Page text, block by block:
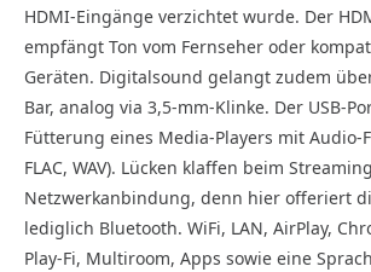
HDMI-Eingänge verzichtet wurde. Der
empfängt Ton vom Fernseher oder
Geräten. Digitalsound gelangt zudem
Bar, analog via 3,5-mm-Klinke. Der USB-
Fütterung eines Media-Players mit Audio-
FLAC, WAV). Lücken klaffen beim
Netzwerkanbindung, denn hier offeriert
lediglich Bluetooth. WiFi, LAN, AirPlay,
Play-Fi, Multiroom, Apps sowie eine